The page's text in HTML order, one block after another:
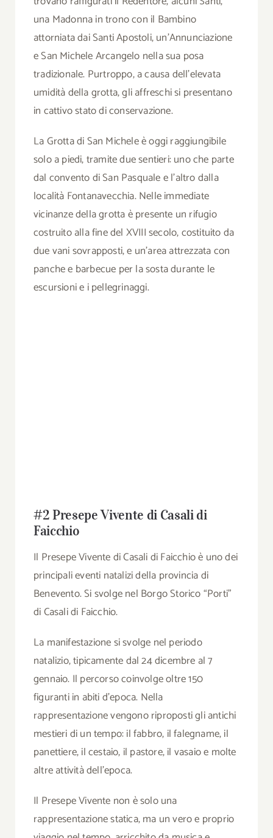
una Madonna in trono con il Bambino
attorniata dai Santi Apostoli, un’Annunciazione
e San Michele Arcangelo nella sua posa
tradizionale. Purtroppo, a causa dell’elevata
umidità della grotta, gli affreschi si presentano
in cattivo stato di conservazione.
La Grotta di San Michele è oggi raggiungibile
solo a piedi, tramite due sentieri: uno che parte
dal convento di San Pasquale e l’altro dalla
località Fontanavecchia. Nelle immediate
vicinanze della grotta è presente un rifugio
costruito alla fine del XVIII secolo, costituito da
due vani sovrapposti, e un’area attrezzata con
panche e barbecue per la sosta durante le
escursioni e i pellegrinaggi.
#2 Presepe Vivente di Casali di
Faicchio
Il Presepe Vivente di Casali di Faicchio è uno dei
principali eventi natalizi della provincia di
Benevento. Si svolge nel Borgo Storico “Porti”
di Casali di Faicchio.
La manifestazione si svolge nel periodo
natalizio, tipicamente dal 24 dicembre al 7
gennaio. Il percorso coinvolge oltre 150
figuranti in abiti d’epoca. Nella
rappresentazione vengono riproposti gli antichi
mestieri di un tempo: il fabbro, il falegname, il
panettiere, il cestaio, il pastore, il vasaio e molte
altre attività dell’epoca.
Il Presepe Vivente non è solo una
rappresentazione statica, ma un vero e proprio